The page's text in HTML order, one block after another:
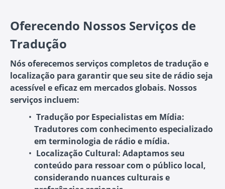
Oferecendo Nossos Serviços de
Tradução
Nós oferecemos serviços completos de tradução e
localização para garantir que seu site de rádio seja
acessível e eficaz em mercados globais. Nossos
serviços incluem:
Tradução por Especialistas em Mídia:
Tradutores com conhecimento especializado
em terminologia de rádio e mídia.
Localização Cultural: Adaptamos seu
conteúdo para ressoar com o público local,
considerando nuances culturais e